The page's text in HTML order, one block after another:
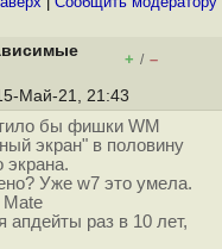
+ / –
Май-21, 21:43
бы фишки WM
экран" в половину
экрана.
Уже w7 это умела.
апдейты раз в 10 лет,